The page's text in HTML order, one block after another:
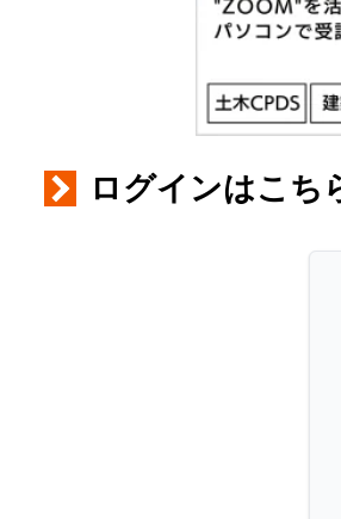
ログインはこち